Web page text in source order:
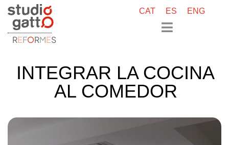
REFORMES
CAT ES ENG
INTEGRAR LA COCINA
AL COMEDOR